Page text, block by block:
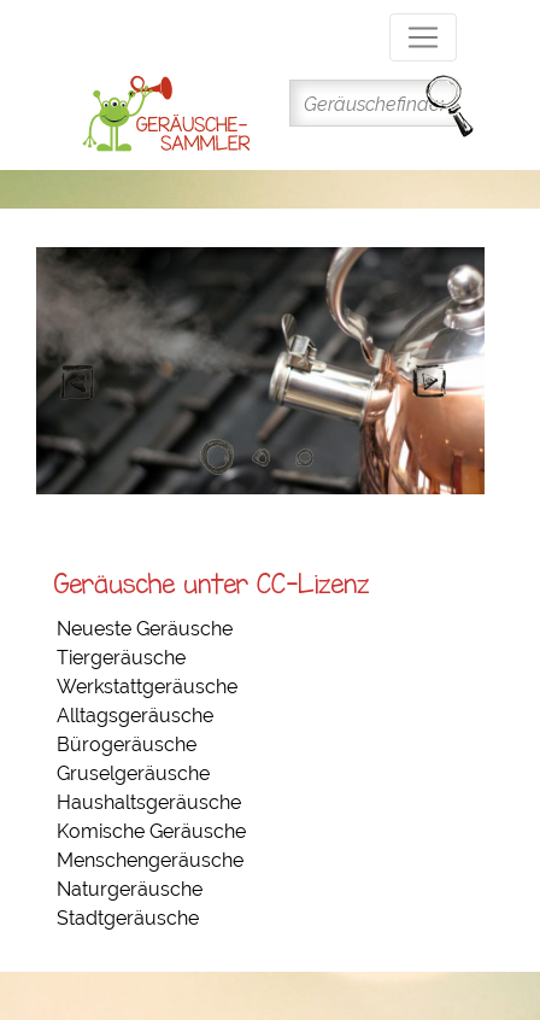
Inhalt
Geräusche unter CC-Lizenz
Neueste Geräusche
Tiergeräusche
Werkstattgeräusche
Alltagsgeräusche
Bürogeräusche
Gruselgeräusche
Haushaltsgeräusche
Komische Geräusche
Menschengeräusche
Naturgeräusche
Stadtgeräusche